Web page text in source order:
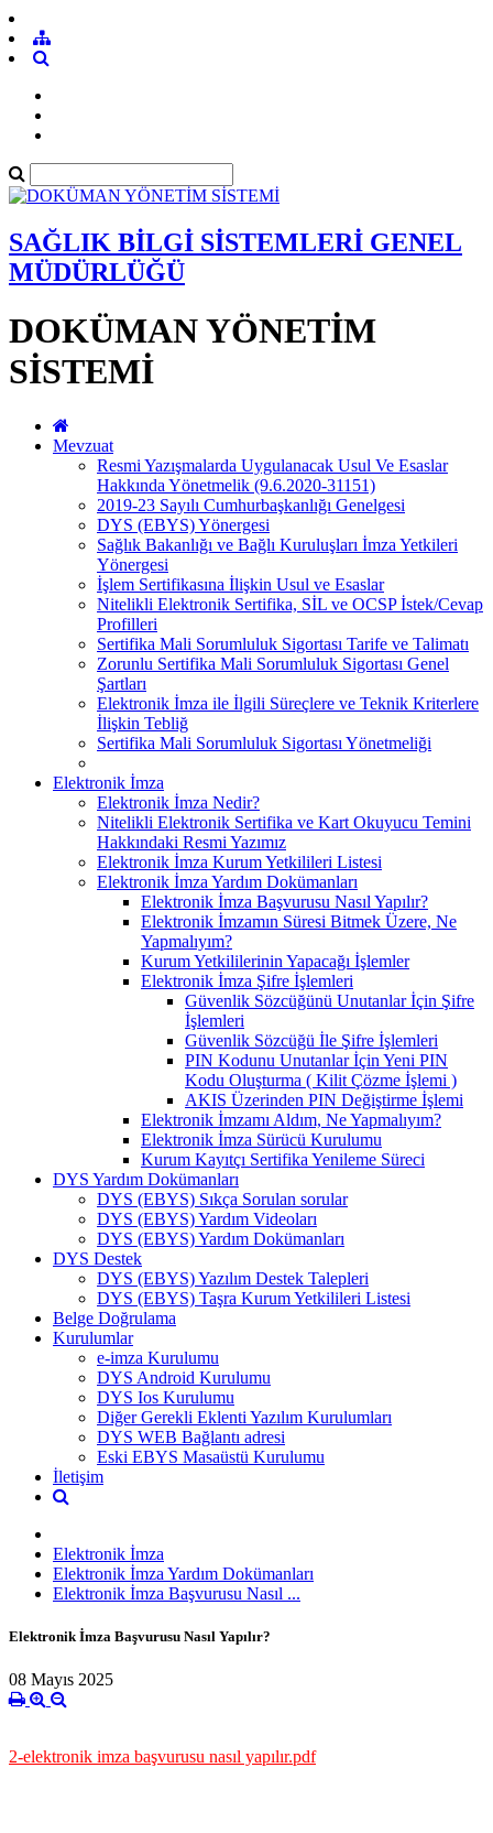
SAĞLIK BİLGİ SİSTEMLERİ GENEL
MÜDÜRLÜĞÜ
DOKÜMAN YÖNETİM
SİSTEMİ
Mevzuat
Resmi Yazışmalarda Uygulanacak Usul Ve Esaslar
Hakkında Yönetmelik (9.6.2020-31151)
2019-23 Sayılı Cumhurbaşkanlığı Genelgesi
DYS (EBYS) Yönergesi
Sağlık Bakanlığı ve Bağlı Kuruluşları İmza Yetkileri
Yönergesi
İşlem Sertifikasına İlişkin Usul ve Esaslar
Nitelikli Elektronik Sertifika, SİL ve OCSP İstek/Cevap
Profilleri
Sertifika Mali Sorumluluk Sigortası Tarife ve Talimatı
Zorunlu Sertifika Mali Sorumluluk Sigortası Genel
Şartları
Elektronik İmza ile İlgili Süreçlere ve Teknik Kriterlere
İlişkin Tebliğ
Sertifika Mali Sorumluluk Sigortası Yönetmeliği
Elektronik İmza
Elektronik İmza Nedir?
Nitelikli Elektronik Sertifika ve Kart Okuyucu Temini
Hakkındaki Resmi Yazımız
Elektronik İmza Kurum Yetkilileri Listesi
Elektronik İmza Yardım Dokümanları
Elektronik İmza Başvurusu Nasıl Yapılır?
Elektronik İmzamın Süresi Bitmek Üzere, Ne
Yapmalıyım?
Kurum Yetkililerinin Yapacağı İşlemler
Elektronik İmza Şifre İşlemleri
Güvenlik Sözcüğünü Unutanlar İçin Şifre
İşlemleri
Güvenlik Sözcüğü İle Şifre İşlemleri
PIN Kodunu Unutanlar İçin Yeni PIN
Kodu Oluşturma ( Kilit Çözme İşlemi )
AKIS Üzerinden PIN Değiştirme İşlemi
Elektronik İmzamı Aldım, Ne Yapmalıyım?
Elektronik İmza Sürücü Kurulumu
Kurum Kayıtçı Sertifika Yenileme Süreci
DYS Yardım Dokümanları
DYS (EBYS) Sıkça Sorulan sorular
DYS (EBYS) Yardım Videoları
DYS (EBYS) Yardım Dokümanları
DYS Destek
DYS (EBYS) Yazılım Destek Talepleri
DYS (EBYS) Taşra Kurum Yetkilileri Listesi
Belge Doğrulama
Kurulumlar
e-imza Kurulumu
DYS Android Kurulumu
DYS Ios Kurulumu
Diğer Gerekli Eklenti Yazılım Kurulumları
DYS WEB Bağlantı adresi
Eski EBYS Masaüstü Kurulumu
İletişim
Elektronik İmza
Elektronik İmza Yardım Dokümanları
Elektronik İmza Başvurusu Nasıl ...
Elektronik İmza Başvurusu Nasıl Yapılır?
08 Mayıs 2025
2-elektronik imza başvurusu nasıl yapılır.pdf